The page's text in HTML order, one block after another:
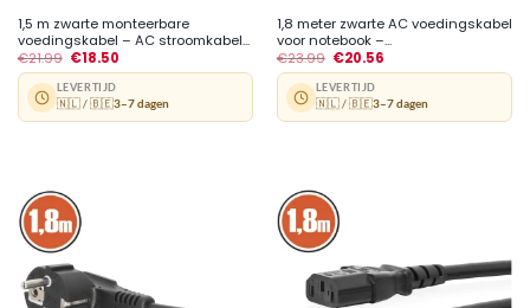
1,5 m zwarte monteerbare
voedingskabel – AC stroomkabel...
€21.99 €18.50
LEVERTIJD
🇳🇱 / 🇧🇪3–7 dagen
1,8 meter zwarte AC voedingskabel
voor notebook –...
€23.99 €20.56
LEVERTIJD
🇳🇱 / 🇧🇪3–7 dagen